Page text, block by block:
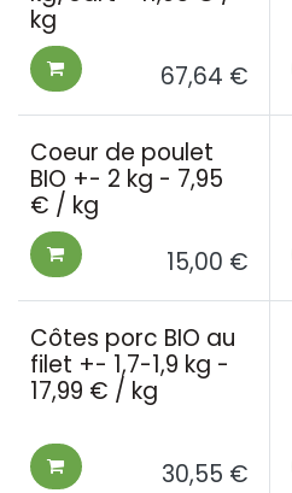
kg
67,64 €
Coeur de poulet
BIO +- 2 kg - 7,95
€ / kg
15,00 €
Côtes porc BIO au
filet +- 1,7-1,9 kg -
17,99 € / kg
30,55 €